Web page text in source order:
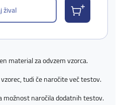
žival
material za odvzem vzorca.
tudi če naročite več testov.
možnost naročila dodatnih testov.